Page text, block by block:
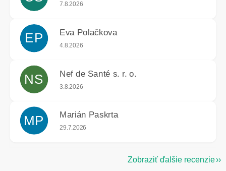
Hodnotenie obchodu je 5 z 5 hviezdičiek.
7.8.2026
EP Eva Polačkova
Hodnotenie obchodu je 5 z 5 hviezdičiek.
4.8.2026
NS Nef de Santé s. r. o.
Hodnotenie obchodu je 5 z 5 hviezdičiek.
3.8.2026
MP Marián Paskrta
Hodnotenie obchodu je 5 z 5 hviezdičiek.
29.7.2026
Zobraziť ďalšie recenzie